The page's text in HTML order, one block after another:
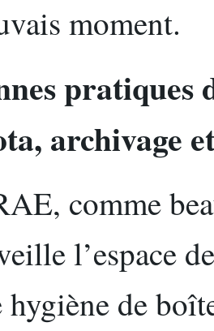
moment.
pratiques
archivage
comme
l’espace
hygiène de